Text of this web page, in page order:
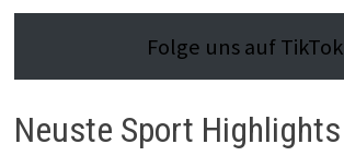
Folge uns auf TikTok
Neuste Sport Highlights